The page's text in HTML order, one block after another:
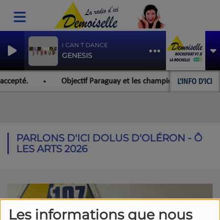
Les informations que nous
I CAN T DANCE
GENESIS
L'INFO D'ICI
Objectif Paraguay et les championnats du
PARLONS D'ICI DOLUS D'OLÉRON - Ô
LES ARTS 2026